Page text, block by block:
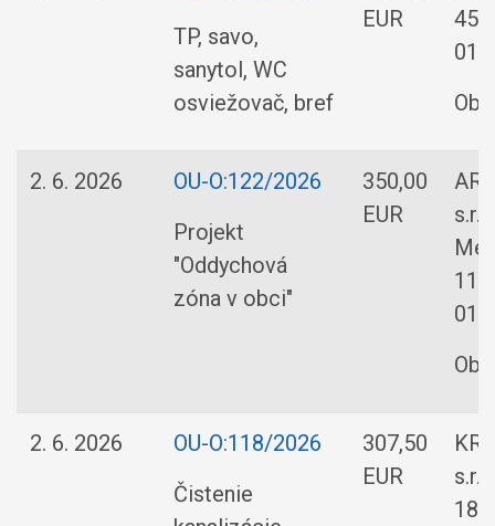
TP, savo,
sanytol, WC
osviežovač, bref
EUR
2. 6. 2026
OU-O:122/2026
Projekt
"Oddychová
zóna v obci"
350,00
EUR
2. 6. 2026
OU-O:118/2026
Čistenie
307,50
EUR